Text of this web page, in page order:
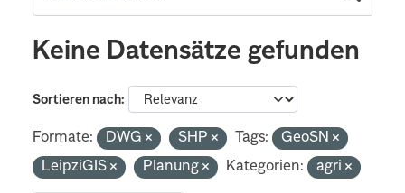
Keine Datensätze gefunden
Sortieren nach
Formate: DWG SHP Tags:
GeoSN
LeipziGIS
Planung Kategorien: agri